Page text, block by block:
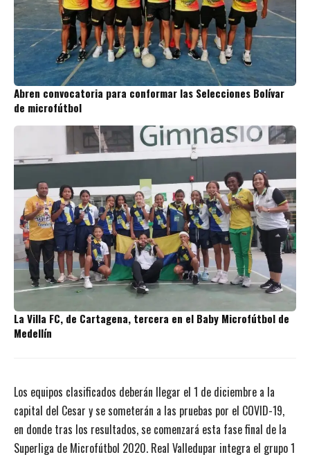
Abren convocatoria para conformar las Selecciones Bolívar
de microfútbol
La Villa FC, de Cartagena, tercera en el Baby Microfútbol de
Medellín
Los equipos clasificados deberán llegar el 1 de diciembre a la
capital del Cesar y se someterán a las pruebas por el COVID-19,
en donde tras los resultados, se comenzará esta fase final de la
Superliga de Microfútbol 2020. Real Valledupar integra el grupo 1